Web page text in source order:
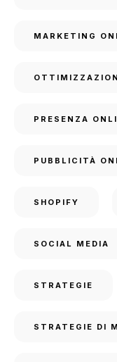
MARKETING
PRESENZA
PUBBLICITÀ
SHOPIFY
SOCIAL MEDIA
STRATEGIE
STRATEGIE DI